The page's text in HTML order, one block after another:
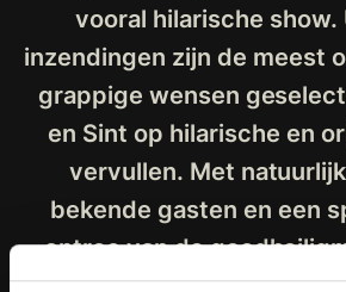
vooral hilarische show.
inzendingen zijn de meest
grappige wensen
en Sint op hilarische en
vervullen. Met
bekende gasten en een
entree van de